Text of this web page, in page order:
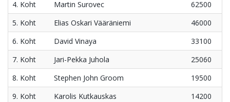
4. Koht
Martin Surovec
62500
5. Koht
Elias Oskari Vääräniemi
46000
6. Koht
David Vinaya
33100
7. Koht
Jari-Pekka Juhola
25060
8. Koht
Stephen John Groom
19500
9. Koht
Karolis Kutkauskas
14200